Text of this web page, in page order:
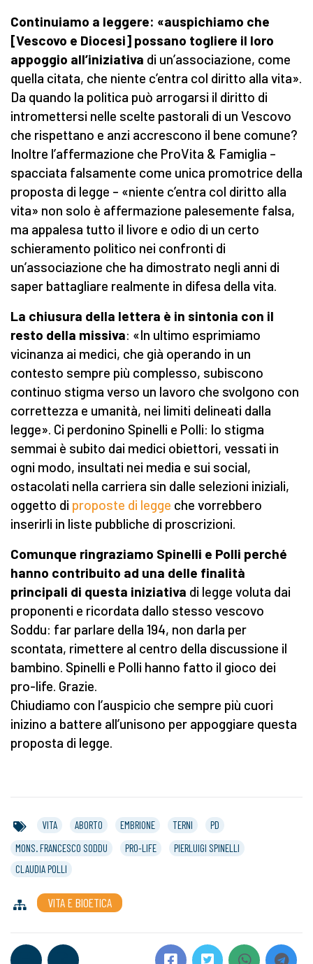
Continuiamo a leggere: «auspichiamo che
[Vescovo e Diocesi] possano togliere il loro
appoggio all’iniziativa di un’associazione, come
quella citata, che niente c’entra col diritto alla vita».
Da quando la politica può arrogarsi il diritto di
intromettersi nelle scelte pastorali di un Vescovo
che rispettano e anzi accrescono il bene comune?
Inoltre l’affermazione che ProVita & Famiglia –
spacciata falsamente come unica promotrice della
proposta di legge – «niente c’entra col diritto alla
vita» non solo è affermazione palesemente falsa,
ma appalesa tutto il livore e odio di un certo
schieramento politico nei confronti di
un’associazione che ha dimostrato negli anni di
saper battagliare realmente in difesa della vita.
La chiusura della lettera è in sintonia con il
resto della missiva: «In ultimo esprimiamo
vicinanza ai medici, che già operando in un
contesto sempre più complesso, subiscono
continuo stigma verso un lavoro che svolgono con
correttezza e umanità, nei limiti delineati dalla
legge». Ci perdonino Spinelli e Polli: lo stigma
semmai è subito dai medici obiettori, vessati in
ogni modo, insultati nei media e sui social,
ostacolati nella carriera sin dalle selezioni iniziali,
oggetto di proposte di legge che vorrebbero
inserirli in liste pubbliche di proscrizioni.
Comunque ringraziamo Spinelli e Polli perché
hanno contribuito ad una delle finalità
principali di questa iniziativa di legge voluta dai
proponenti e ricordata dallo stesso vescovo
Soddu: far parlare della 194, non darla per
scontata, rimettere al centro della discussione il
bambino. Spinelli e Polli hanno fatto il gioco dei
pro-life. Grazie.
Chiudiamo con l’auspicio che sempre più cuori
inizino a battere all’unisono per appoggiare questa
proposta di legge.
VITA ABORTO EMBRIONE TERNI
PD
MONS. FRANCESCO SODDU
PRO-LIFE
PIERLUIGI SPINELLI
CLAUDIA POLLI
VITA E BIOETICA